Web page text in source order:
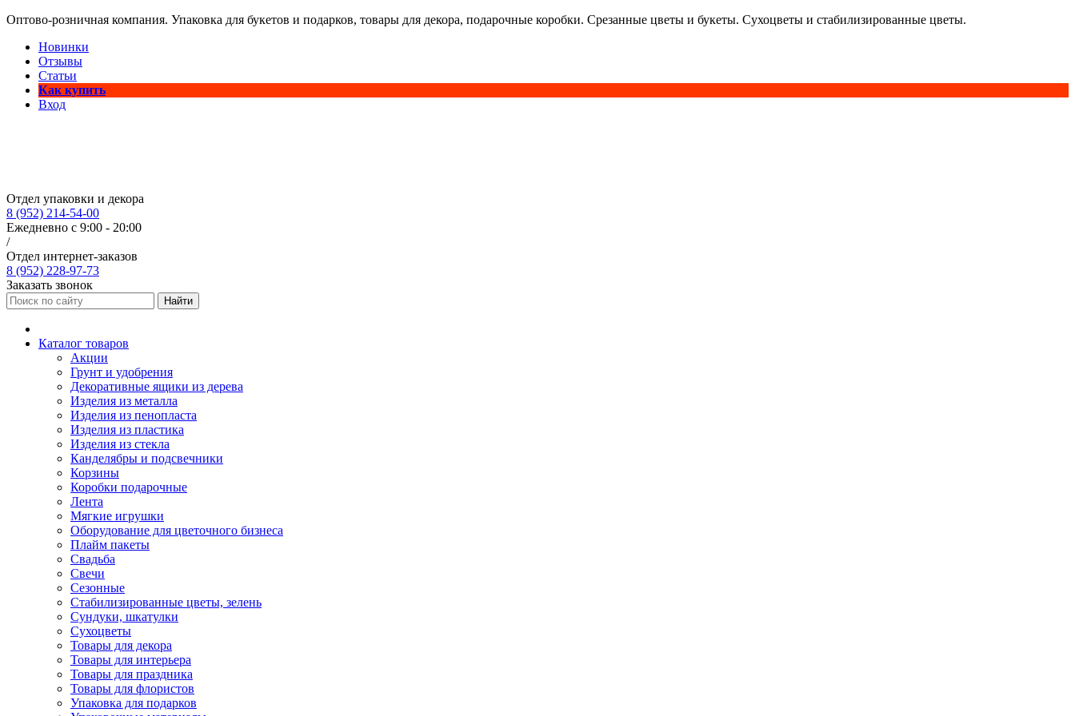
Оптово-розничная компания. Упаковка для букетов и подарков, товары для декора, подарочные коробки. Срезанные цветы и букеты. Сухоцветы и стабилизированные цветы.
Новинки
Отзывы
Статьи
Как купить
Вход
Отдел упаковки и декора
8 (952) 214-54-00
Ежедневно с 9:00 - 20:00
/
Отдел интернет-заказов
8 (952) 228-97-73
Заказать звонок
Найти
Каталог товаров
Акции
Грунт и удобрения
Декоративные ящики из дерева
Изделия из металла
Изделия из пенопласта
Изделия из пластика
Изделия из стекла
Канделябры и подсвечники
Корзины
Коробки подарочные
Лента
Мягкие игрушки
Оборудование для цветочного бизнеса
Плайм пакеты
Свадьба
Свечи
Сезонные
Стабилизированные цветы, зелень
Сундуки, шкатулки
Сухоцветы
Товары для декора
Товары для интерьера
Товары для праздника
Товары для флористов
Упаковка для подарков